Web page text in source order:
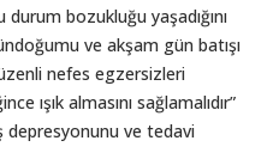
bozukluğu yaşadığını
ve akşam gün batışı
nefes egzersizleri
ışık almasını sağlamalıdır”
depresyonunu ve tedavi